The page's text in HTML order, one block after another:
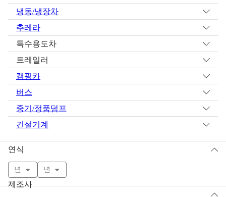
냉동/냉장차
추레라
특수용도차
트레일러
캠핑카
버스
중기/정품덤프
건설기계
연식
년 년
제조사